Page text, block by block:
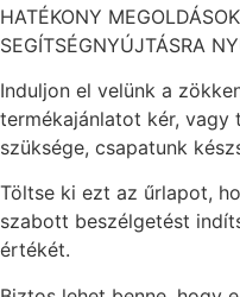
HATÉKONY
SEGÍTSÉGNYÚJTÁSRA
Induljon el velünk a
termékajánlatot kér, vagy
szüksége, csapatunk
Töltse ki ezt az űrlapot,
szabott beszélgetést
értékét.